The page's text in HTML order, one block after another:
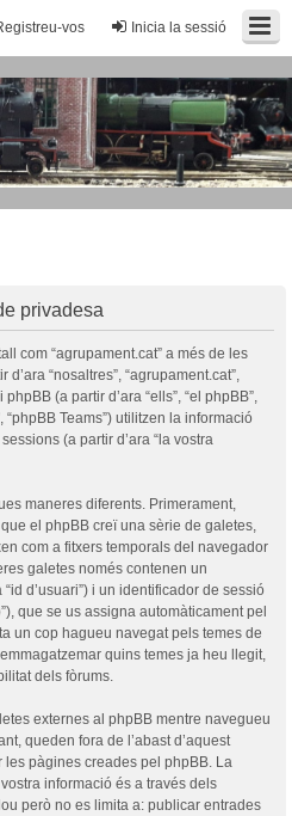
Inicia la sessió
vos
privadesa
com “agrupament.cat” a més de les
“nosaltres”, “agrupament.cat”,
(a partir d’ara “ells”, “el phpBB”,
“phpBB Teams”) utilitzen la informació
(a partir d’ara “la vostra
maneres diferents. Primerament,
el phpBB creï una sèrie de galetes,
com a fitxers temporals del navegador
galetes només contenen un
d’usuari”) i un identificador de sessió
que se us assigna automàticament pel
un cop hagueu navegat pels temes de
quins temes ja heu llegit,
dels fòrums.
externes al phpBB mentre navegueu
queden fora de l’abast d’aquest
pàgines creades pel phpBB. La
informació és a través dels
però no es limita a: publicar entrades